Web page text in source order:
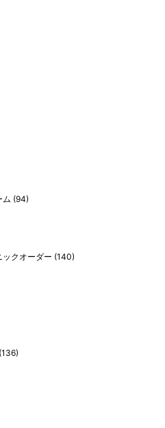
ム (94)
ックオーダー (140)
(136)